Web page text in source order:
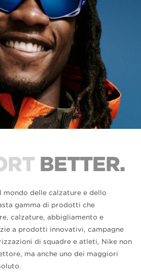
BETTER.
mondo delle calzature e dello
gamma di prodotti che
calzature, abbigliamento e
a prodotti innovativi, campagne
di squadre e atleti, Nike non
ma anche uno dei maggiori